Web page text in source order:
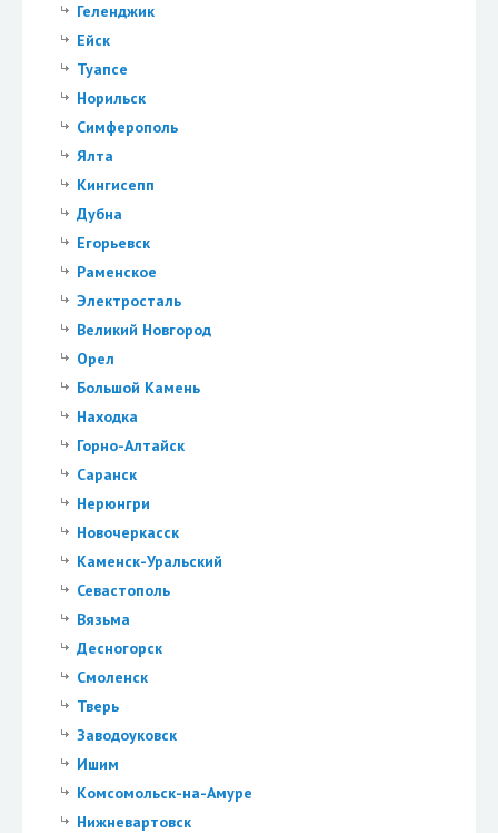
Геленджик
Ейск
Туапсе
Норильск
Симферополь
Ялта
Кингисепп
Дубна
Егорьевск
Раменское
Электросталь
Великий Новгород
Орел
Большой Камень
Находка
Горно-Алтайск
Саранск
Нерюнгри
Новочеркасск
Каменск-Уральский
Севастополь
Вязьма
Десногорск
Смоленск
Тверь
Заводоуковск
Ишим
Комсомольск-на-Амуре
Нижневартовск